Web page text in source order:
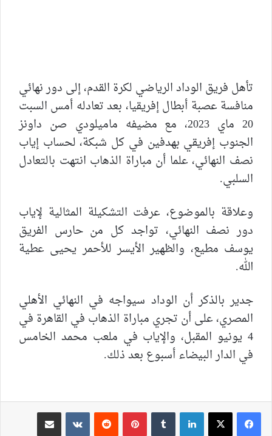
تأهل فريق الوداد الرياضي لكرة القدم، إلى دور نهائي
منافسة عصبة أبطال إفريقيا، بعد تعادله أمس السبت
20 ماي 2023، مع مضيفه ماميلودي صن داونز
الجنوب إفريقي بهدفين في كل شبكة، لحساب إياب
نصف النهائي، علما أن مباراة الذهاب انتهت بالتعادل
السلبي.
وعلاقة بالموضوع، عرفت التشكيلة المثالية لإياب
دور نصف النهائي، تواجد كل من حارس الفريق
يوسف مطيع، والظهير الأيسر للأحمر يحيى عطية
الله.
جدير بالذكر أن الوداد سيواجه في النهائي الأهلي
المصري، على أن تجري مباراة الذهاب في القاهرة في
4 يونيو المقبل، والإياب في ملعب محمد الخامس
في الدار البيضاء أسبوع بعد ذلك.
لينكدإن بينتيريست
مشاركة عبر البريد